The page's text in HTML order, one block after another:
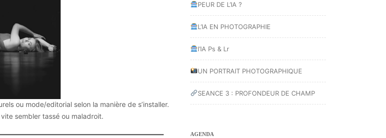
ou mode/editorial selon la manière de s’installer.
sembler tassé ou maladroit.
PEUR DE L’IA ?
L’IA EN PHOTOGRAPHIE
l’IA Ps & Lr
UN PORTRAIT PHOTOGRAPHIQUE
SEANCE 3 : PROFONDEUR DE CHAMP
AGENDA